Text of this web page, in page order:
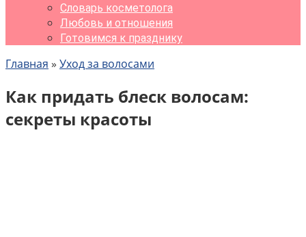
Словарь косметолога
Любовь и отношения
Готовимся к празднику
Главная » Уход за волосами
Как придать блеск волосам:
секреты красоты